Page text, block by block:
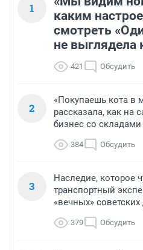
1
каким
смотреть
не выглядела
421 Обсудить
2
«Покупаешь кота в
рассказала, как на
бизнес со
384 Обсудить
3
Наследие, которое
транспортный
«вечных» советских
379 Обсудить